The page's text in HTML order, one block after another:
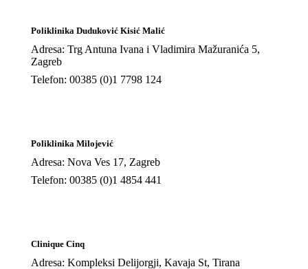
Poliklinika Duduković Kisić Malić
Adresa: Trg Antuna Ivana i Vladimira Mažuranića 5,
Zagreb
Telefon: 00385 (0)1 7798 124
Poliklinika Milojević
Adresa: Nova Ves 17, Zagreb
Telefon: 00385 (0)1 4854 441
Clinique Cinq
Adresa: Kompleksi Delijorgji, Kavaja St, Tirana